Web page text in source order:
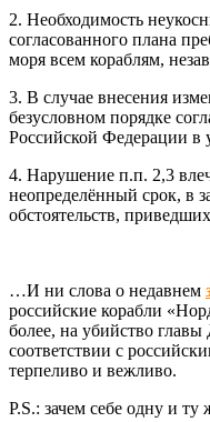
2. Необходимость
согласованного плана
моря всем кораблям,
3. В случае внесения
безусловном порядке
Российской Федерации в
4. Нарушение п.п. 2,3
неопределённый срок, в
обстоятельств,
…И ни слова о недавнем
российские корабли
более, на убийство
соответствии с
терпеливо и вежливо.
P.S.: зачем себе одну и ту